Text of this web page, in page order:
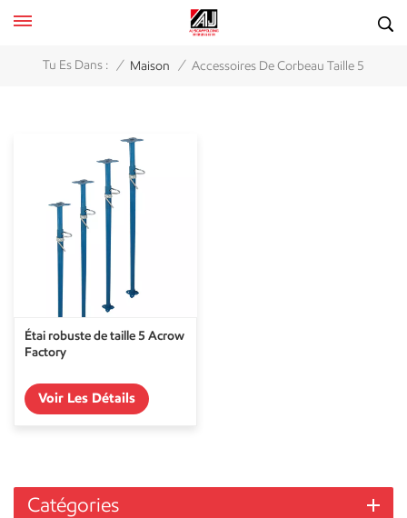
Tu Es Dans : / Maison / Accessoires De Corbeau Taille 5
Étai robuste de taille 5 Acrow
Factory
Voir Les Détails
Catégories